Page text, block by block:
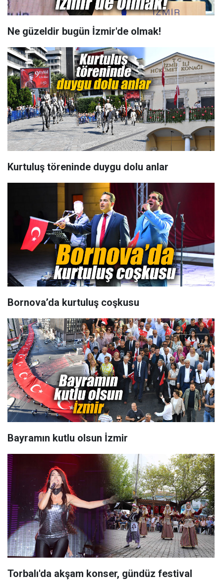
Ne güzeldir bugün İzmir'de olmak!
Kurtuluş töreninde duygu dolu anlar
Bornova’da kurtuluş coşkusu
Bayramın kutlu olsun İzmir
Torbalı'da akşam konser, gündüz festival